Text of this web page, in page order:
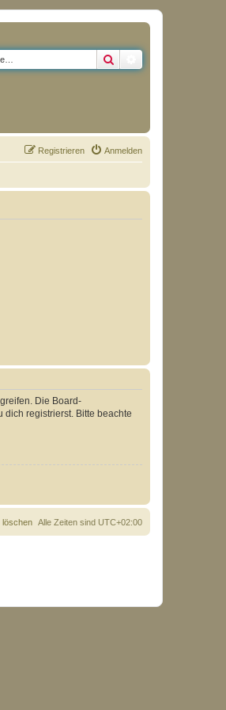
Anmelden
Registrieren
Die Board-
registrierst. Bitte beachte
Alle Zeiten sind UTC+02:00
löschen